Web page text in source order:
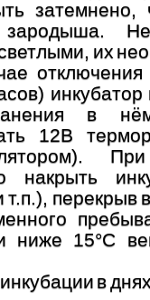
затемнено,
зародыша.
их
отключения
в
12В
накрыть
перекрыв
ниже 15°С
в днях